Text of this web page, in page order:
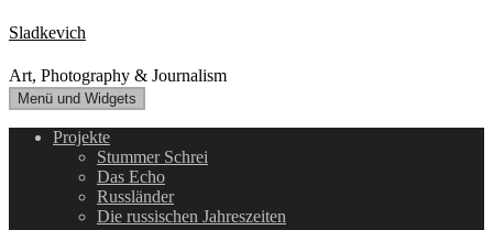
Zum
Inhalt
springen
Sladkevich
Art, Photography & Journalism
Menü und Widgets
Projekte
Stummer Schrei
Das Echo
Russländer
Die russischen Jahreszeiten